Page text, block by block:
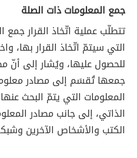
جمع المعلومات ذات الصلة
تتطلّب عملية اتّخاذ القرار
التي سيتمّ اتّخاذ القرار بها،
للحصول عليها، ويُشار إلى أنّ
جمعها تُقسَم إلى مصادر
المعلومات التي يتمّ البحث
الذاتي، إلى جانب مصادر
الكتب والأشخاص الآخرين